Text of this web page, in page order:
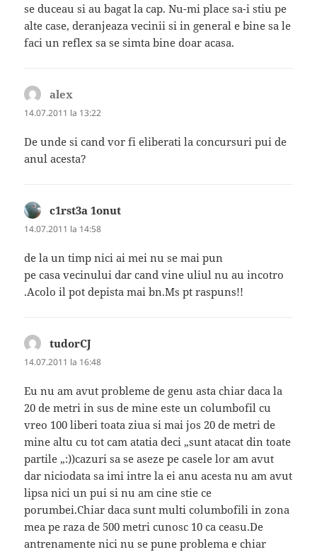
se duceau si au bagat la cap. Nu-mi place sa-i stiu pe
alte case, deranjeaza vecinii si in general e bine sa le
faci un reflex sa se simta bine doar acasa.
alex
14.07.2011 la 13:22
De unde si cand vor fi eliberati la concursuri pui de
anul acesta?
c1rst3a 1onut
14.07.2011 la 14:58
de la un timp nici ai mei nu se mai pun
pe casa vecinului dar cand vine uliul nu au incotro
.Acolo il pot depista mai bn.Ms pt raspuns!!
tudorCJ
14.07.2011 la 16:48
Eu nu am avut probleme de genu asta chiar daca la
20 de metri in sus de mine este un columbofil cu
vreo 100 liberi toata ziua si mai jos 20 de metri de
mine altu cu tot cam atatia deci „sunt atacat din toate
partile „:))cazuri sa se aseze pe casele lor am avut
dar niciodata sa imi intre la ei anu acesta nu am avut
lipsa nici un pui si nu am cine stie ce
porumbei.Chiar daca sunt multi columbofili in zona
mea pe raza de 500 metri cunosc 10 ca ceasu.De
antrenamente nici nu se pune problema e chiar